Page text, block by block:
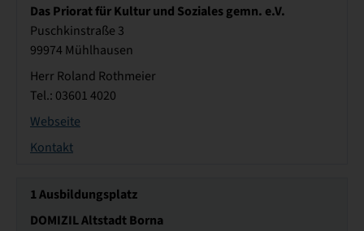
Das Priorat für Kultur und Soziales gemn. e.V.
Puschkinstraße 3
99974 Mühlhausen
Herr Roland Rothmeier
Tel.: 03601 4020
Webseite
Kontakt
1Ausbildungsplatz
DOMIZIL Altstadt Borna